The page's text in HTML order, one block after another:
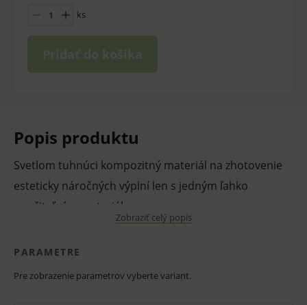
ks
Pridať do košíka
Popis produktu
Svetlom tuhnúci kompozitný materiál na zhotovenie
esteticky náročných výplní len s jedným ľahko
použiteľným materiálom.
Gradia Direct X– obsahuje nové, vysoko
rozptýlené prepolymerizované nanoplnivo.
Zobraziť celý popis
PARAMETRE
Pre zobrazenie parametrov vyberte variant.